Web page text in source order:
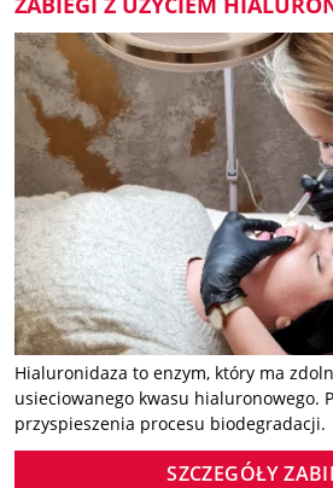
Hialuronidaza to enzym, który ma
usieciowanego kwasu hialuronowego.
przyspieszenia procesu biodegradacji.
SZCZEGÓŁY